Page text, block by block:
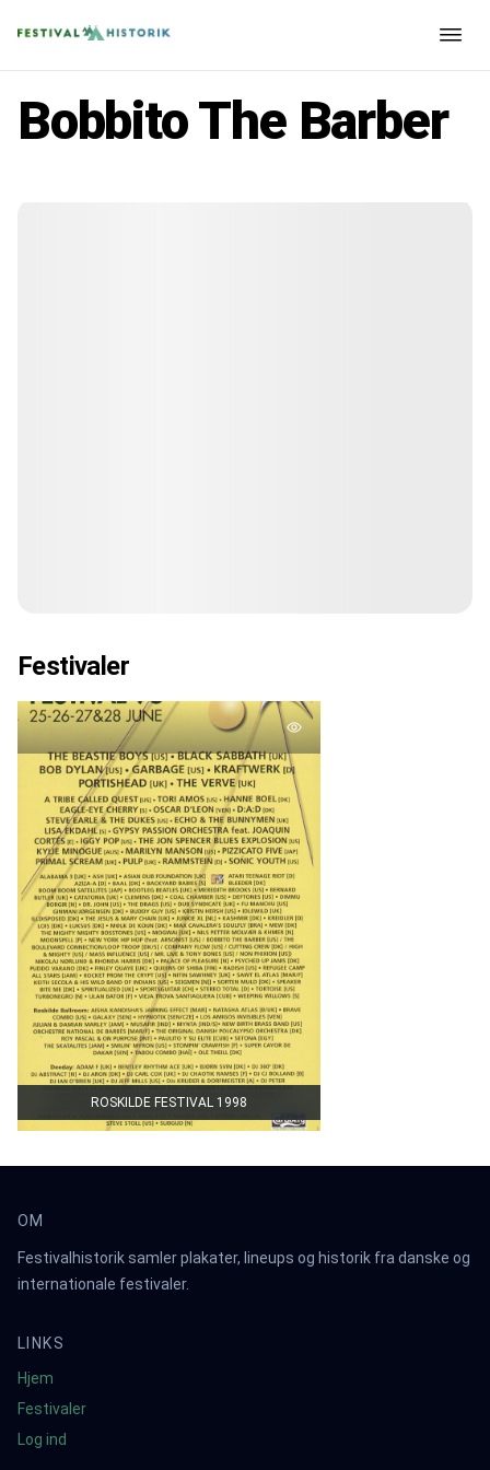
Bobbito The Barber
Festivaler
ROSKILDE FESTIVAL 1998
OM
Festivalhistorik samler plakater, lineups og historik fra danske og
internationale festivaler.
LINKS
Hjem
Festivaler
Log ind